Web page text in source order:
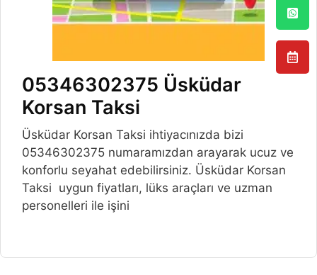
05346302375 Üsküdar
Korsan Taksi
Üsküdar Korsan Taksi ihtiyacınızda bizi
05346302375 numaramızdan arayarak ucuz ve
konforlu seyahat edebilirsiniz. Üsküdar Korsan
Taksi uygun fiyatları, lüks araçları ve uzman
personelleri ile işini